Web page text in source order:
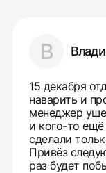
В
15 декабря
наварить и
менеджер
и кого-то ещё
сделали
Привёз
раз будет